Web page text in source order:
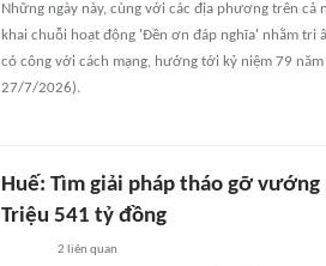
Những ngày này, cùng với các địa phương trên
khai chuỗi hoạt động 'Đền ơn đáp nghĩa' nhằm tri
có công với cách mạng, hướng tới kỷ niệm 79
27/7/2026).
Huế: Tìm giải pháp tháo gỡ
Triệu 541 tỷ đồng
2 liên quan